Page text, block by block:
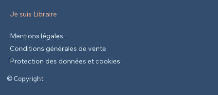
Je suis Libraire
Mentions légales
Conditions générales de vente
Protection des données et cookies
© Copyright